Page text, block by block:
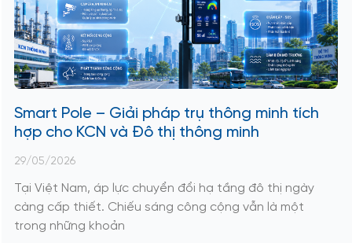
Smart Pole – Giải pháp trụ thông minh tích
hợp cho KCN và Đô thị thông minh
29/05/2026
Tại Việt Nam, áp lực chuyển đổi hạ tầng đô thị ngày
càng cấp thiết. Chiếu sáng công cộng vẫn là một
trong những khoản